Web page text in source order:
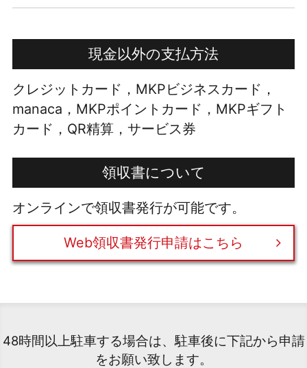
現金以外の支払方法
クレジットカード，MKPビジネスカード，
manaca，MKPポイントカード，MKPギフト
カード，QR精算，サービス券
領収書について
オンラインで領収書発行が可能です。
Web領収書発行申請はこちら
48時間以上駐車する場合は、駐車後に下記から申請
をお願い致します。